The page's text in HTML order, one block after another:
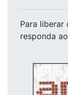
Para liberar
responda